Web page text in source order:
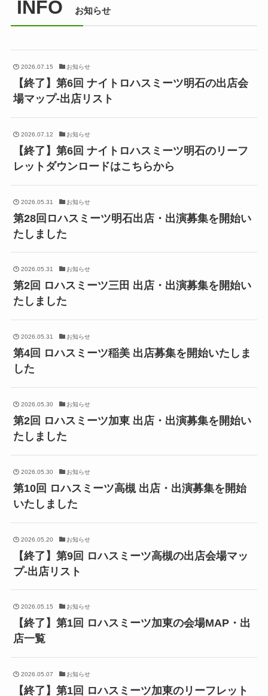
INFO お知らせ
2026.07.15 お知らせ
【終了】第6回 ナイトロハスミーツ明石の出店会
場マップ-出店リスト
2026.07.12 お知らせ
【終了】第6回 ナイトロハスミーツ明石のリーフ
レットダウンロードはこちらから
2026.05.31 お知らせ
第28回ロハスミーツ明石出店・出演募集を開始い
たしました
2026.05.31 お知らせ
第2回 ロハスミーツ三田 出店・出演募集を開始い
たしました
2026.05.31 お知らせ
第4回 ロハスミーツ稲美 出店募集を開始いたしま
した
2026.05.30 お知らせ
第2回 ロハスミーツ加東 出店・出演募集を開始い
たしました
2026.05.30 お知らせ
第10回 ロハスミーツ高槻 出店・出演募集を開始
いたしました
2026.05.20 お知らせ
【終了】第9回 ロハスミーツ高槻の出店会場マッ
プ-出店リスト
2026.05.15 お知らせ
【終了】第1回 ロハスミーツ加東の会場MAP・出
店一覧
2026.05.07 お知らせ
【終了】第1回 ロハスミーツ加東のリーフレット